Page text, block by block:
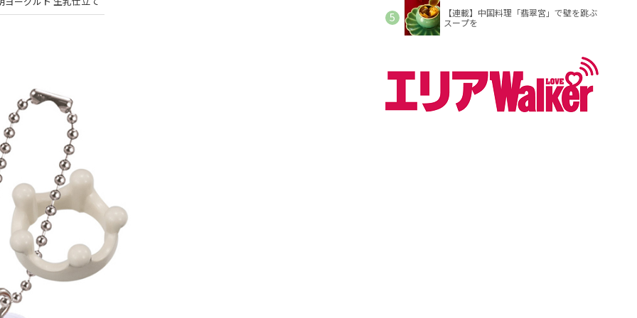
【連載】中国料理「翡翠宮」で壁を跳ぶ
スープを